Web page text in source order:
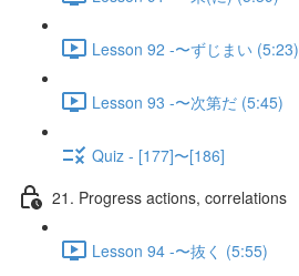
Lesson 92 -〜ずじまい (5:23)
Lesson 93 -〜次第だ (5:45)
Quiz - [177]〜[186]
21. Progress actions, correlations
Lesson 94 -〜抜く (5:55)